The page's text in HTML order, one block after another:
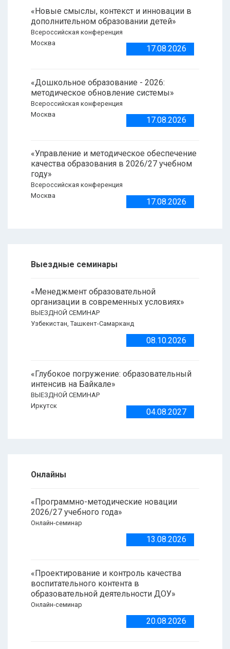
«Новые смыслы, контекст и инновации в
дополнительном образовании детей»
Всероссийская конференция
Москва
17.08.2026
«Дошкольное образование - 2026:
методическое обновление системы»
Всероссийская конференция
Москва
17.08.2026
«Управление и методическое обеспечение
качества образования в 2026/27 учебном
году»
Всероссийская конференция
Москва
17.08.2026
Выездные семинары
«Менеджмент образовательной
организации в современных условиях»
ВЫЕЗДНОЙ СЕМИНАР
Узбекистан, Ташкент-Самарканд
08.10.2026
«Глубокое погружение: образовательный
интенсив на Байкале»
ВЫЕЗДНОЙ СЕМИНАР
Иркутск
04.08.2027
Онлайны
«Программно-методические новации
2026/27 учебного года»
Онлайн-семинар
13.08.2026
«Проектирование и контроль качества
воспитательного контента в
образовательной деятельности ДОУ»
Онлайн-семинар
20.08.2026